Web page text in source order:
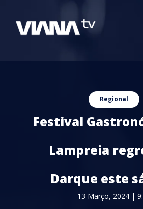
Regional
Festival
Lampreia
Darque este
13 Março, 2024 |